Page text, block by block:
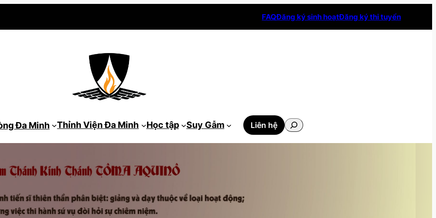
FAQĐăng ký sinh hoạtĐăng ký thi tuyển
Đa Minh Thỉnh Viện Đa Minh Học tập Suy Gẫm Liên hệ
Tìm
kiếm